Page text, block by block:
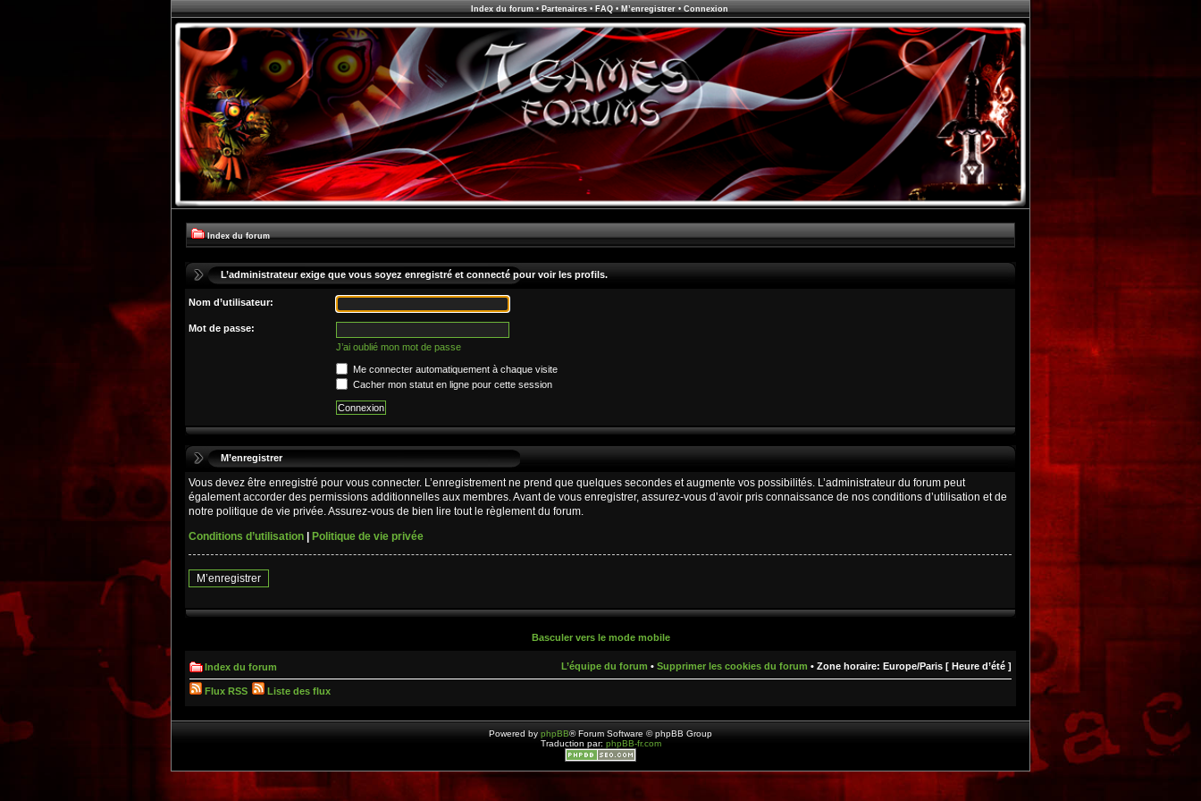
Index du forum• Partenaires• FAQ• M’enregistrer• Connexion
Index du forum
L’administrateur exige que vous soyez enregistré et connecté pour voir les profils.
Nom d’utilisateur:
Mot de passe:
J’ai oublié mon mot de passe
Me connecter automatiquement à chaque visite
Cacher mon statut en ligne pour cette session
M’enregistrer
Vous devez être enregistré pour vous connecter. L’enregistrement ne prend que quelques secondes et augmente vos possibilités. L’administrateur du forum peut
également accorder des permissions additionnelles aux membres. Avant de vous enregistrer, assurez-vous d’avoir pris connaissance de nos conditions d’utilisation et de
notre politique de vie privée. Assurez-vous de bien lire tout le règlement du forum.
Conditions d’utilisation
Politique de vie privée
M’enregistrer
Basculer vers le mode mobile
Index du forum L’équipe du forum • Supprimer les cookies du forum • Zone horaire: Europe/Paris [ Heure d’été ]
Flux RSS Liste des flux
Powered by phpBB® Forum Software © phpBB Group
Traduction par: phpBB-fr.com